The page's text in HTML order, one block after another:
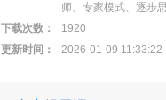
师、专家模式、逐步
下载次数：
1920
更新时间：
2026-01-09 11:33:22